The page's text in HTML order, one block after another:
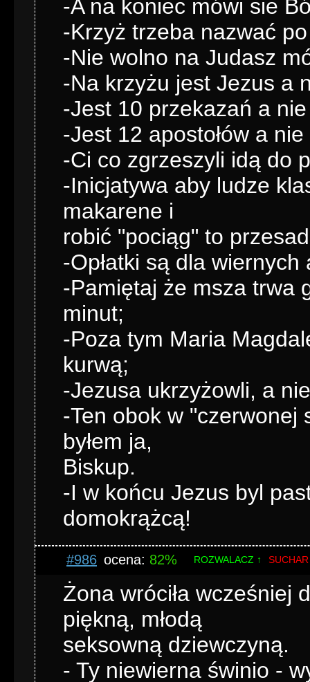
-A na koniec mówi sie
-Krzyż trzeba nazwać
-Nie wolno na Judasz
-Na krzyżu jest Jezus a
-Jest 10 przekazań a
-Jest 12 apostołów a
-Ci co zgrzeszyli idą do
-Inicjatywa aby ludze
makarene i
robić "pociąg" to
-Opłatki są dla
-Pamiętaj że msza trwa
minut;
-Poza tym Maria
kurwą;
-Jezusa ukrzyżowli, a
-Ten obok w "czerwonej
byłem ja,
Biskup.
-I w końcu Jezus byl
domokrążcą!
#986 ocena: 82% ROZWALACZ ↑
Żona wróciła wcześniej
piękną, młodą
seksowną dziewczyną.
- Ty niewierna świnio -